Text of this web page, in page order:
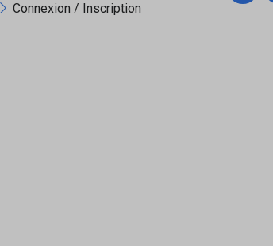
Connexion / Inscription